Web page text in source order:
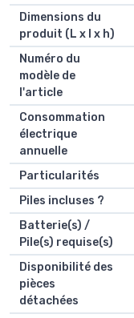
Dimensions du
produit (L x l x h)
Numéro du
modèle de
l'article
Consommation
électrique
annuelle
Particularités
Piles incluses ?
Batterie(s) /
Pile(s) requise(s)
Disponibilité des
pièces
détachées